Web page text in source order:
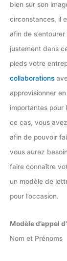
bien sur son
circonstances, il
afin de
justement dans
pieds votre
collaborations
approvisionner
importantes pour
ce cas, vous
afin de pouvoir
vous aurez
faire connaître
un modèle de
pour l’occasion.
Modèle d’appel
Nom et Prénoms